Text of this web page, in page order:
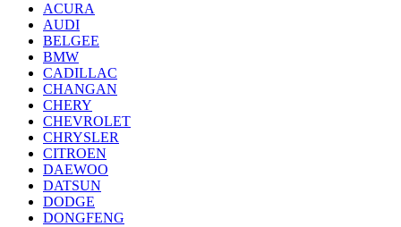
ACURA
AUDI
BELGEE
BMW
CADILLAC
CHANGAN
CHERY
CHEVROLET
CHRYSLER
CITROEN
DAEWOO
DATSUN
DODGE
DONGFENG